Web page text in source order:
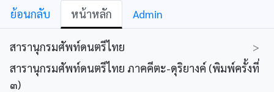
ย้อนกลับ หน้าหลัก Admin
สารานุกรมศัพท์ดนตรีไทย
>
สารานุกรมศัพท์ดนตรีไทย ภาคคีตะ-ดุริยางค์ (พิมพ์ครั้งที่
๓)